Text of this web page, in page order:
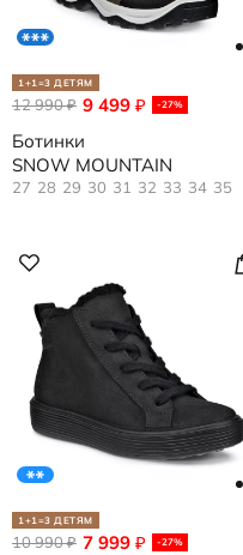
1+1=3 ДЕТЯМ
9 499 ₽ -27%
12 990₽
Ботинки
SNOW MOUNTAIN
27 28 29 30 31 32 33 34 35
1+1=3 ДЕТЯМ
7 999 ₽ -27%
10 990₽